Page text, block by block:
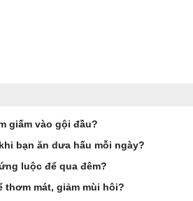
giấm vào gội đầu?
bạn ăn dưa hấu mỗi ngày?
luộc để qua đêm?
mát, giảm mùi hôi?